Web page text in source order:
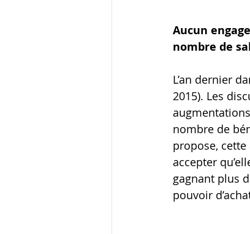
Aucun
nombre de
L’an dernier
2015). Les
nombre de
propose,
accepter
gagnant plus
pouvoir